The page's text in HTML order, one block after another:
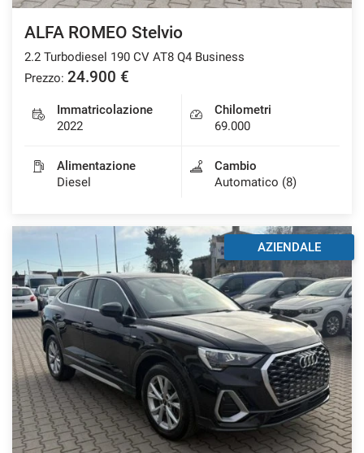
ALFA ROMEO Stelvio
2.2 Turbodiesel 190 CV AT8 Q4 Business
Prezzo: 24.900 €
Immatricolazione
2022
Chilometri
69.000
Alimentazione
Diesel
Cambio
Automatico (8)
AZIENDALE